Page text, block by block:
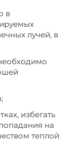
в
лучей, в
избегать
на
теплой